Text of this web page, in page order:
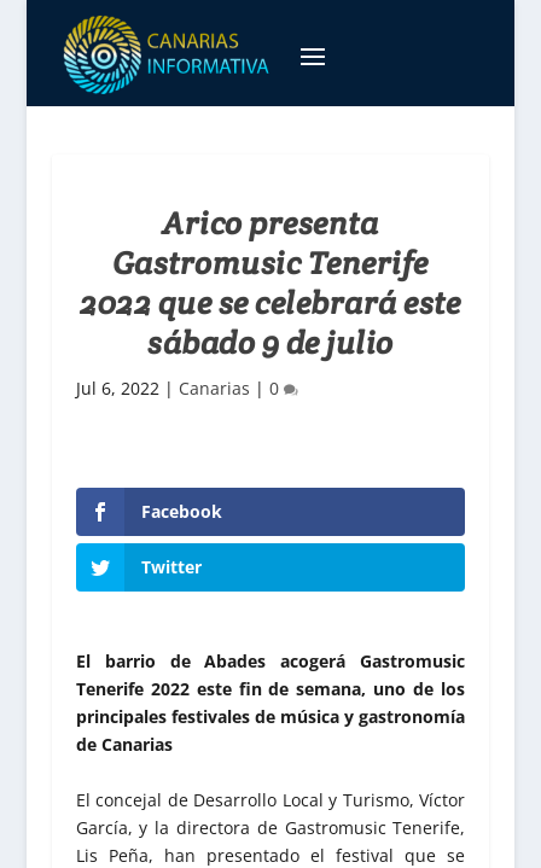
Arico presenta
Gastromusic Tenerife
2022 que se celebrará este
sábado 9 de julio
Jul 6, 2022| Canarias | 0
Facebook
Twitter
El barrio de Abades acogerá Gastromusic
Tenerife 2022 este fin de semana, uno de los
principales festivales de música y gastronomía
de Canarias
El concejal de Desarrollo Local y Turismo, Víctor
García, y la directora de Gastromusic Tenerife,
Lis Peña, han presentado el festival que se